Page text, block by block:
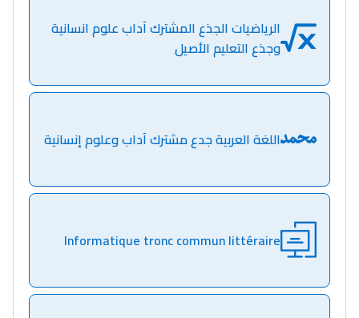
التعليم الثانوي الإعدادي
Post-Bac
+ de 89 Interviews/Vidéos
الرياضيات الجذع المشترك آداب علوم انسانية
وجذع التعليم الأصيل
اللغة العربية جدع مشترك آداب وعلوم إنسانية
Informatique tronc commun littéraire